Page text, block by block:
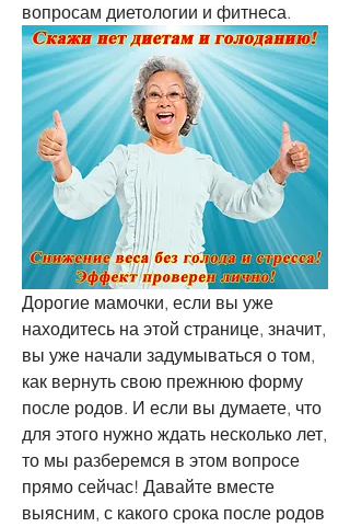
вопросам диетологии и фитнеса.
Дорогие мамочки, если вы уже
находитесь на этой странице, значит,
вы уже начали задумываться о том,
как вернуть свою прежнюю форму
после родов. И если вы думаете, что
для этого нужно ждать несколько лет,
то мы разберемся в этом вопросе
прямо сейчас! Давайте вместе
выясним, с какого срока после родов